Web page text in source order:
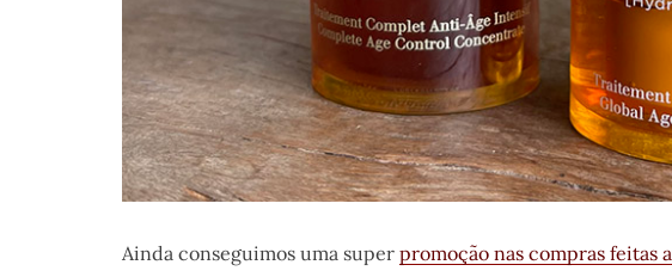
Ainda conseguimos uma super promoção nas compras feitas